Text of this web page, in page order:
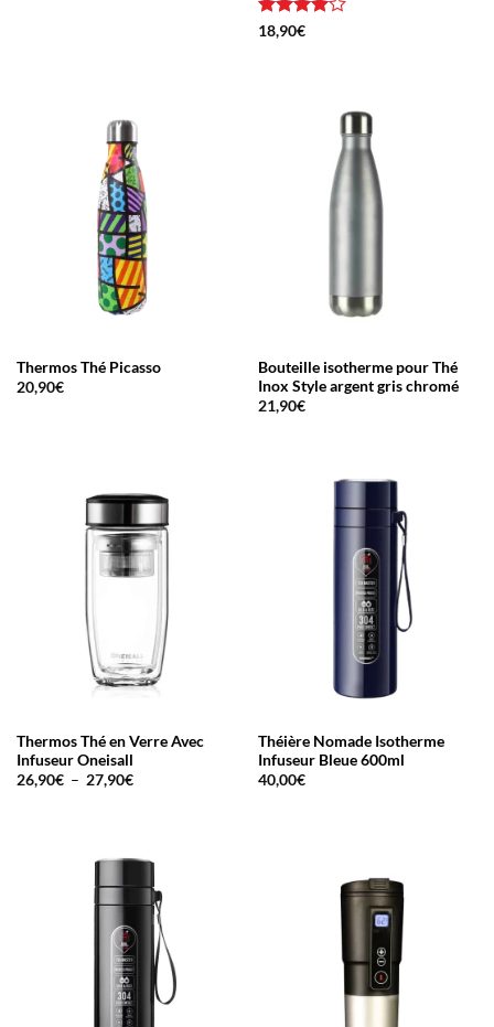
Note4
18,90€
Thermos Thé Picasso
20,90€
Bouteille isotherme pour Thé
Inox Style argent gris chromé
21,90€
Thermos Thé en Verre Avec
Infuseur Oneisall
26,90€ – 27,90€Plage
Théière Nomade Isotherme
Infuseur Bleue 600ml
40,00€